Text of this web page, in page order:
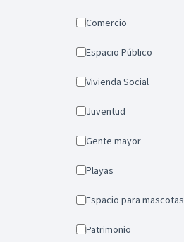
Comercio
Espacio Público
Vivienda Social
Juventud
Gente mayor
Playas
Espacio para mascotas
Patrimonio